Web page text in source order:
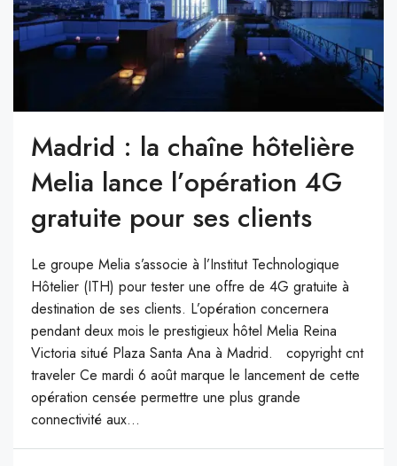
Madrid : la chaîne hôtelière
Melia lance l’opération 4G
gratuite pour ses clients
Le groupe Melia s’associe à l’Institut Technologique
Hôtelier (ITH) pour tester une offre de 4G gratuite à
destination de ses clients. L’opération concernera
pendant deux mois le prestigieux hôtel Melia Reina
Victoria situé Plaza Santa Ana à Madrid. copyright cnt
traveler Ce mardi 6 août marque le lancement de cette
opération censée permettre une plus grande
connectivité aux...